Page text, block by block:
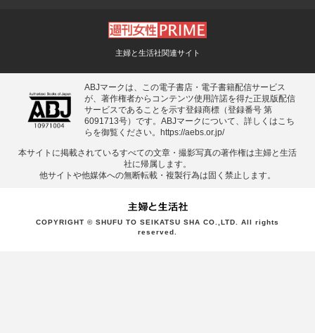
主婦と生活社関連サイト
ABJマークは、この電子書店・電子書籍配信サービス
が、著作権者からコンテンツ使用許諾を得た正規版配信
サービスであることを示す登録商標（登録番号 第
6091713号）です。ABJマークについて、詳しくはこち
らを御覧ください。
https://aebs.or.jp/
本サイトに掲載されているすべての⽂章・撮影写真の著作権は主婦と⽣活
社に帰属します。
他サイトや他媒体への無断転載・複製⾏為は固く禁⽌します。
COPYRIGHT © SHUFU TO SEIKATSU SHA CO.,LTD. All rights
reserved.